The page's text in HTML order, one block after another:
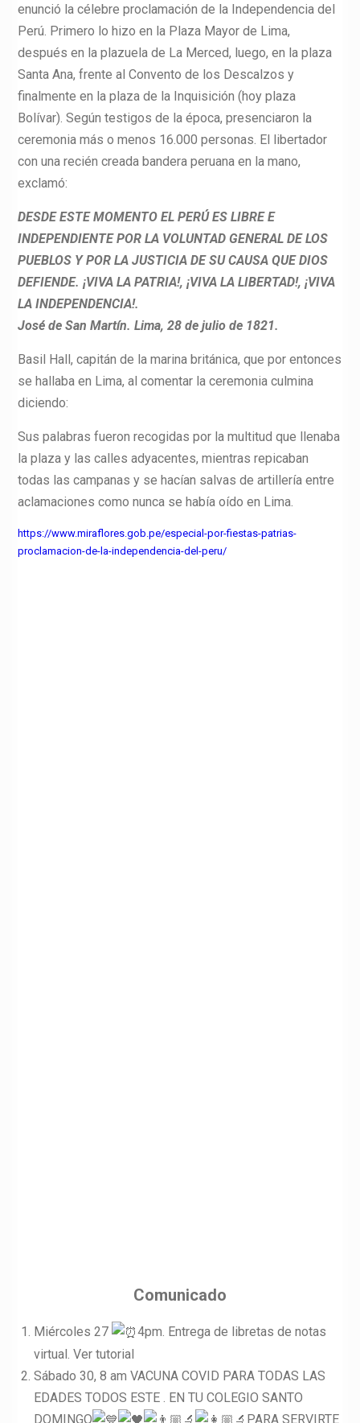
enunció la célebre proclamación de la Independencia del
Perú. Primero lo hizo en la Plaza Mayor de Lima,
después en la plazuela de La Merced, luego, en la plaza
Santa Ana, frente al Convento de los Descalzos y
finalmente en la plaza de la Inquisición (hoy plaza
Bolívar). Según testigos de la época, presenciaron la
ceremonia más o menos 16.000 personas. El libertador
con una recién creada bandera peruana en la mano,
exclamó:
DESDE ESTE MOMENTO EL PERÚ ES LIBRE E
INDEPENDIENTE POR LA VOLUNTAD GENERAL DE LOS
PUEBLOS Y POR LA JUSTICIA DE SU CAUSA QUE DIOS
DEFIENDE. ¡VIVA LA PATRIA!, ¡VIVA LA LIBERTAD!, ¡VIVA
LA INDEPENDENCIA!.
José de San Martín. Lima, 28 de julio de 1821.
Basil Hall, capitán de la marina británica, que por entonces
se hallaba en Lima, al comentar la ceremonia culmina
diciendo:
Sus palabras fueron recogidas por la multitud que llenaba
la plaza y las calles adyacentes, mientras repicaban
todas las campanas y se hacían salvas de artillería entre
aclamaciones como nunca se había oído en Lima.
https://www.miraflores.gob.pe/especial-por-fiestas-patrias-
proclamacion-de-la-independencia-del-peru/
Comunicado
Miércoles 27
4pm. Entrega de libretas de notas
virtual. Ver tutorial
Sábado 30, 8 am VACUNA COVID PARA TODAS LAS
EDADES TODOS ESTE . EN TU COLEGIO SANTO
DOMINGO
PARA SERVIRTE